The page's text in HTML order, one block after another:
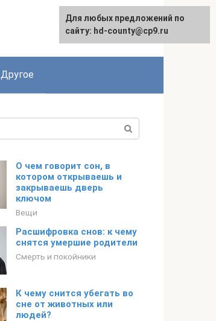
Другое
О чем говорит сон, в
котором открываешь и
закрываешь дверь
ключом
Вещи
Расшифровка снов: к чему
снятся умершие родители
Смерть и покойники
К чему снится убегать во
сне от животных или
людей?
Для любых предложений по
сайту: hd-county@cp9.ru